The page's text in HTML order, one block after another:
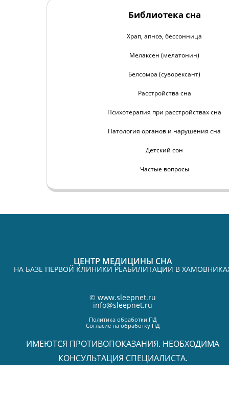
Библиотека сна
Храп, апноэ, бессонница
Мелаксен (мелатонин)
Белсомра (суворексант)
Расстройства сна
Психотерапия при расстройствах сна
Патология органов и нарушения сна
Детский сон
Частые вопросы
ЦЕНТР МЕДИЦИНЫ СНА
НА БАЗЕ ПЕРВОЙ КЛИНИКИ РЕАБИЛИТАЦИИ В
© www.sleepnet.ru
info@sleepnet.ru
Политика обработки ПД
Согласие на обработку ПД
ИМЕЮТСЯ ПРОТИВОПОКАЗАНИЯ. НЕОБХОДИМА
КОНСУЛЬТАЦИЯ СПЕЦИАЛИСТА.